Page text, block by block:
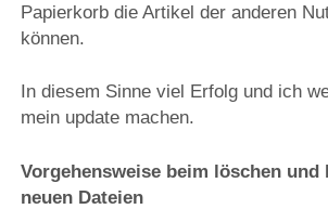
Papierkorb die Artikel der anderen
können.
In diesem Sinne viel Erfolg und ich
mein update machen.
Vorgehensweise beim löschen und
neuen Dateien